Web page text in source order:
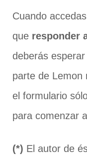
Cuando
que responder
deberás
parte de Lemon
el formulario
para comenzar
(*) El autor de